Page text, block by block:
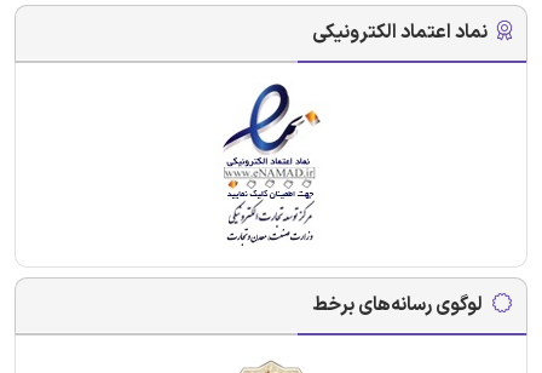
نماد اعتماد الکترونیکی
لوگوی رسانه‌های برخط